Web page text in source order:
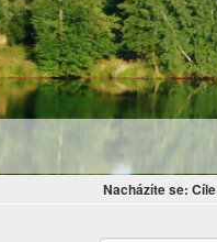
Nacházíte se: Cíle